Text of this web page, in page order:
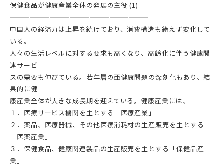
保健食品が健康産業全体の発展の主役 (1)
—————————————————————–
中国人の経済力は上昇を続けており、消費構造も絶えず変化して
いる。
人々の生活レベルに対する要求も高くなり、高齢化に伴う健康関
連サービ
スの需要も伸びている。若年層の亜健康問題の深刻化もあり、結
果的に健
康産業全体が大きな成長期を迎えている。健康産業には、
１．医療サービス機関を主とする「医療産業」
２．薬品、医療器械、その他医療消耗材の生産販売を主とする
「医薬産業」
３．保健食品、健康関連製品の生産販売を主とする「保健品産
業」